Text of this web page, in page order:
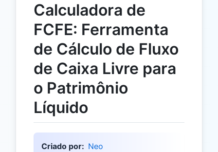
Calculadora de
FCFE: Ferramenta
de Cálculo de Fluxo
de Caixa Livre para
o Patrimônio
Líquido
Criado por: Neo